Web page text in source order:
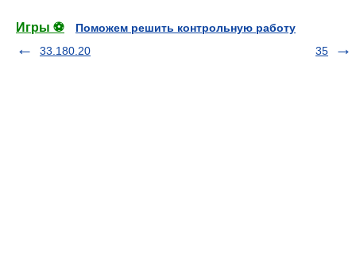
Игры ⚽
Поможем решить контрольную работу
33.180.20
35